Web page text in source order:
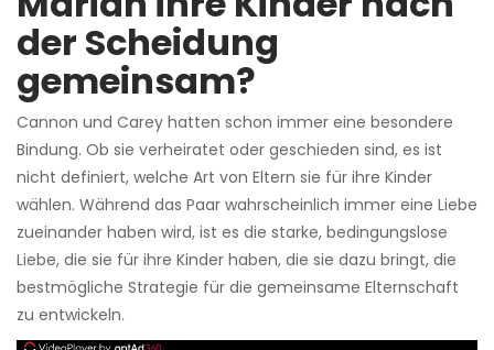
der Scheidung
gemeinsam?
Cannon und Carey hatten schon immer eine besondere
Bindung. Ob sie verheiratet oder geschieden sind, es ist
nicht definiert, welche Art von Eltern sie für ihre Kinder
wählen. Während das Paar wahrscheinlich immer eine Liebe
zueinander haben wird, ist es die starke, bedingungslose
Liebe, die sie für ihre Kinder haben, die sie dazu bringt, die
bestmögliche Strategie für die gemeinsame Elternschaft
zu entwickeln.